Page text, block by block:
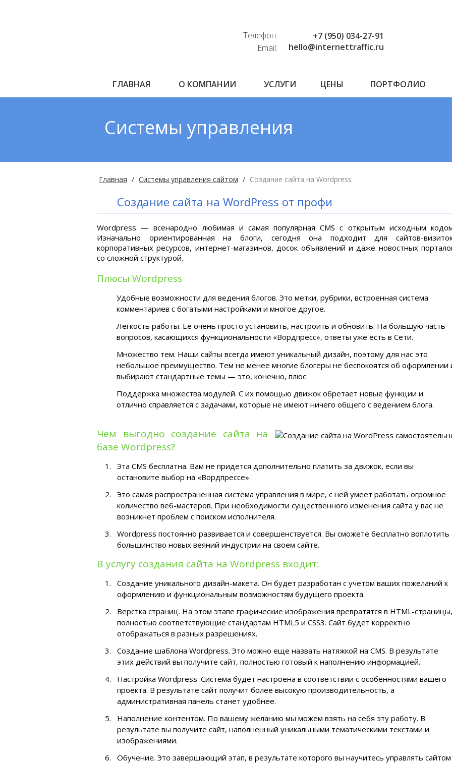
Телефон:
Email:
+7 (950) 034-27-91
hello@internettraffic.ru
ГЛАВНАЯ О КОМПАНИИ УСЛУГИ ЦЕНЫ ПОРТФОЛИО
Системы управления
Главная Системы управления сайтом Создание сайта на Wordpress
Создание сайта на WordPress от профи
Wordpress — всенародно любимая и самая популярная CMS с открытым исходным
Изначально ориентированная на блоги, сегодня она подходит для сайтов-
корпоративных ресурсов, интернет-магазинов, досок объявлений и даже новостных
со сложной структурой.
Плюсы Wordpress
Удобные возможности для ведения блогов. Это метки, рубрики, встроенная система
комментариев с богатыми настройками и многое другое.
Легкость работы. Ее очень просто установить, настроить и обновить. На большую часть
вопросов, касающихся функциональности «Вордпресс», ответы уже есть в Сети.
Множество тем. Наши сайты всегда имеют уникальный дизайн, поэтому для нас это
небольшое преимущество. Тем не менее многие блогеры не беспокоятся об оформлении
выбирают стандартные темы — это, конечно, плюс.
Поддержка множества модулей. С их помощью движок обретает новые функции и
отлично справляется с задачами, которые не имеют ничего общего с ведением блога.
Чем выгодно создание сайта на
базе Wordpress?
Эта CMS бесплатна. Вам не придется дополнительно платить за движок, если вы
остановите выбор на «Вордпрессе».
Это самая распространенная система управления в мире, с ней умеет работать огромное
количество веб-мастеров. При необходимости существенного изменения сайта у вас не
возникнет проблем с поиском исполнителя.
Wordpress постоянно развивается и совершенствуется. Вы сможете бесплатно воплотить
большинство новых веяний индустрии на своем сайте.
В услугу создания сайта на Wordpress входит:
Создание уникального дизайн-макета. Он будет разработан с учетом ваших пожеланий к
оформлению и функциональным возможностям будущего проекта.
Верстка страниц. На этом этапе графические изображения превратятся в HTML-страницы,
полностью соответствующие стандартам HTML5 и CSS3. Сайт будет корректно
отображаться в разных разрешениях.
Создание шаблона Wordpress. Это можно еще назвать натяжкой на CMS. В результате
этих действий вы получите сайт, полностью готовый к наполнению информацией.
Настройка Wordpress. Система будет настроена в соответствии с особенностями вашего
проекта. В результате сайт получит более высокую производительность, а
административная панель станет удобнее.
Наполнение контентом. По вашему желанию мы можем взять на себя эту работу. В
результате вы получите сайт, наполненный уникальными тематическими текстами и
изображениями.
Обучение. Это завершающий этап, в результате которого вы научитесь управлять сайтом